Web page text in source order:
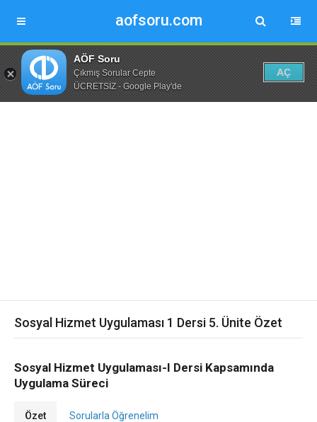
aofsoru.com
AÖF Soru
Çıkmış Sorular Cepte
ÜCRETSİZ - Google Play'de
AÇ
Sosyal Hizmet Uygulaması 1 Dersi 5. Ünite Özet
Sosyal Hizmet Uygulaması-I Dersi Kapsamında
Uygulama Süreci
Özet Sorularla Öğrenelim